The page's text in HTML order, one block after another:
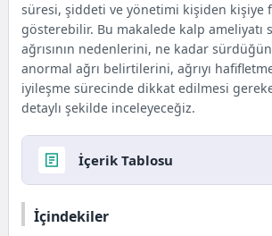
süresi, şiddeti ve yönetimi kişiden kişiye
gösterebilir. Bu makalede kalp ameliyatı
ağrısının nedenlerini, ne kadar
anormal ağrı belirtilerini, ağrıyı
iyileşme sürecinde dikkat edilmesi
detaylı şekilde inceleyeceğiz.
İçerik Tablosu
Kalp ameliyatından sonra göğüs
İçindekiler